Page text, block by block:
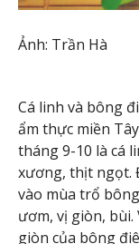
Ảnh: Trần Hà
Cá linh và bông
ẩm thực miền
tháng 9-10 là cá
xương, thịt ngọt.
vào mùa trổ
ươm, vị giòn,
giòn của bông